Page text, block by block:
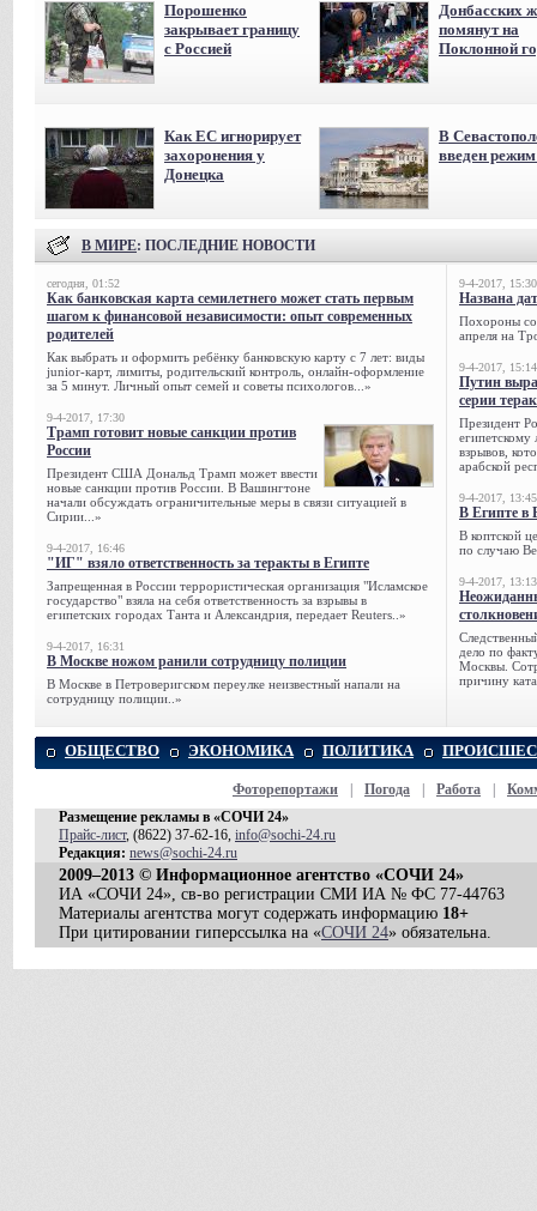
Порошенко
закрывает границу
с Россией
Донбасских
помянут на
Поклонной
Как ЕС игнорирует
захоронения у
Донецка
В
введен
В МИРЕ: ПОСЛЕДНИЕ НОВОСТИ
сегодня, 01:52
Как банковская карта семилетнего может стать первым
шагом к финансовой независимости: опыт современных
родителей
Как выбрать и оформить ребёнку банковскую карту с 7 лет: виды
junior-карт, лимиты, родительский контроль, онлайн-оформление
за 5 минут. Личный опыт семей и советы психологов...»
9-4-2017, 17:30
Трамп готовит новые санкции против
России
Президент США Дональд Трамп может ввести
новые санкции против России. В Вашингтоне
начали обсуждать ограничительные меры в связи ситуацией в
Сирии...»
9-4-2017, 16:46
"ИГ" взяло ответственность за теракты в Египте
Запрещенная в России террористическая организация "Исламское
государство" взяла на себя ответственность за взрывы в
египетских городах Танта и Александрия, передает Reuters..»
9-4-2017, 16:31
В Москве ножом ранили сотрудницу полиции
В Москве в Петроверигском переулке неизвестный напали на
сотрудницу полиции..»
9-4-2017, 15:30
Названа
Похороны
апреля на
9-4-2017, 15:14
Путин
серии
Президент
египетскому
взрывов,
арабской
9-4-2017, 13:45
В Египте в
В коптской
по случаю
9-4-2017, 13:13
дело по
Москвы.
причину
ОБЩЕСТВО ЭКОНОМИКА ПОЛИТИКА
Фоторепортажи Погода Работа
Размещение рекламы в «СОЧИ 24»
Прайс-лист, (8622) 37-62-16, info@sochi-24.ru
Редакция: news@sochi-24.ru
2009–2013 © Информационное агентство «СОЧИ 24»
ИА «СОЧИ 24», св-во регистрации СМИ ИА № ФС 77-44763
Материалы агентства могут содержать информацию 18+
При цитировании гиперссылка на «СОЧИ 24» обязательна.